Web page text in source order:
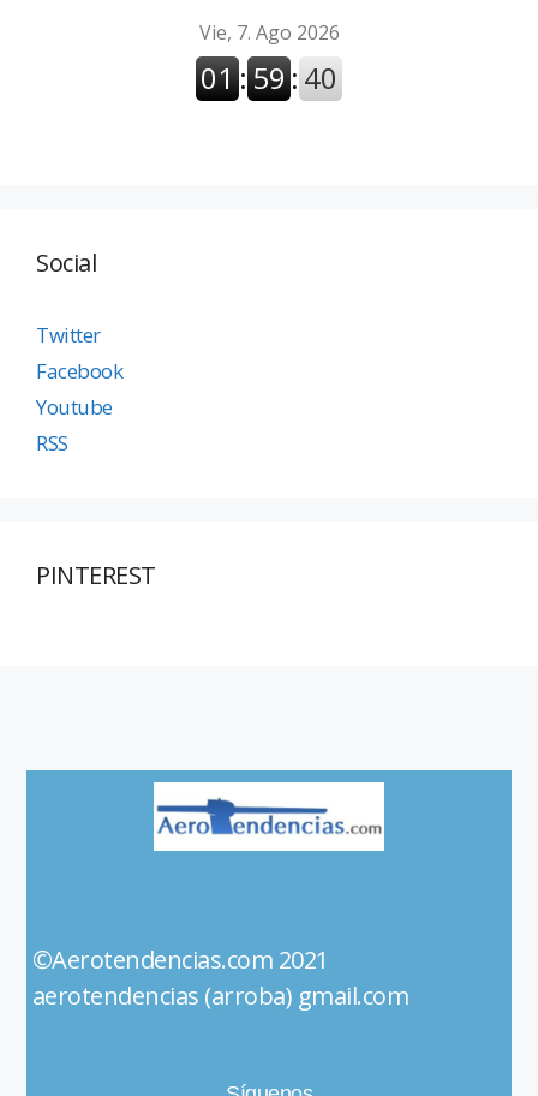
Social
Twitter
Facebook
Youtube
RSS
PINTEREST
©Aerotendencias.com 2021
aerotendencias (arroba) gmail.com